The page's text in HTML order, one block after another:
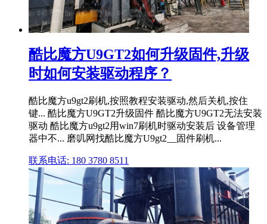
酷比魔方U9GT2如何升级固件,升级
时如何安装驱动程序？
酷比魔方u9gt2刷机,按照教程安装驱动,然后关机,按住
键... 酷比魔方U9GT2升级固件 酷比魔方U9GT2无法安装
驱动 酷比魔方u9gt2用win7刷机时驱动安装后 设备管理
器中不... 磨叽网找酷比魔方U9gt2__固件刷机...
联系电话: 180 3780 8511